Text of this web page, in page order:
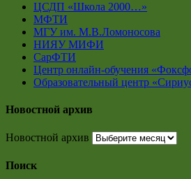
ЦСДП «Школа 2000…»
МФТИ
МГУ им. М.В.Ломоносова
НИЯУ МИФИ
СарФТИ
Центр онлайн-обучения
Образовательный центр
Новостной архив
Новостной архив
Поиск